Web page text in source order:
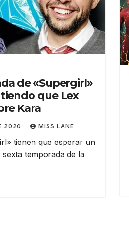
de «Supergirl»
que Lex
Kara
2020 MISS LANE
tienen que esperar un
temporada de la